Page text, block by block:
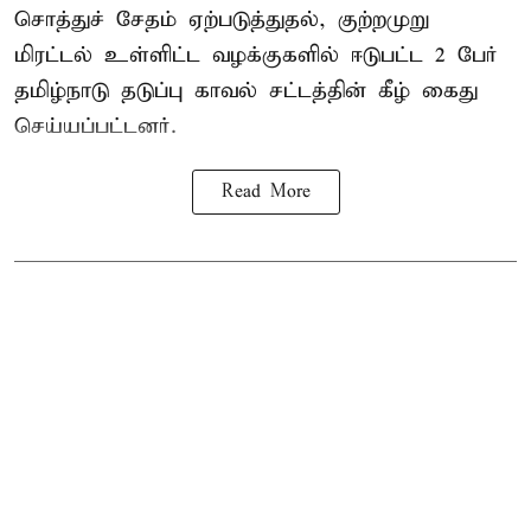
சொத்துச் சேதம் ஏற்படுத்துதல், குற்றமுறு
மிரட்டல் உள்ளிட்ட வழக்குகளில் ஈடுபட்ட 2 பேர்
தமிழ்நாடு தடுப்பு காவல் சட்டத்தின் கீழ் கைது
செய்யப்பட்டனர்.
Read More